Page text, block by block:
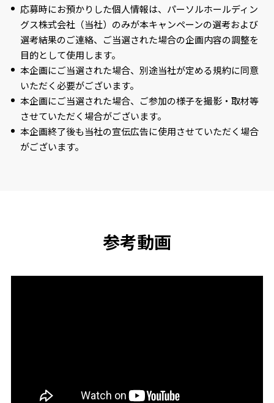
応募時にお預かりした個人情報は、パーソルホールディン
グス株式会社（当社）のみが本キャンペーンの選考および
選考結果のご連絡、ご当選された場合の企画内容の調整を
目的として使用します。
本企画にご当選された場合、別途当社が定める規約に同意
いただく必要がございます。
本企画にご当選された場合、ご参加の様子を撮影・取材等
させていただく場合がございます。
本企画終了後も当社の宣伝広告に使用させていただく場合
がございます。
参考動画